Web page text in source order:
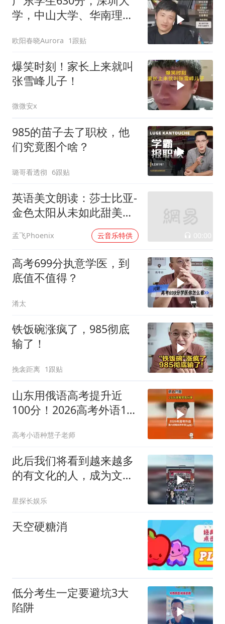
学，中山大学、华南理工
欧阳春晓Aurora 1跟贴
爆笑时刻！家长上来就叫
张雪峰儿子！
微微安x
985的苗子去了职校，他
们究竟图个啥？
璐哥看透彻 6跟贴
英语美文朗读：莎士比亚-
金色太阳从未如此甜美吻
孟飞Phoenix 云音乐特供 00:00
高考699分执意学医，到
底值不值得？
淆太
铁饭碗涨疯了，985彻底
输了！
挽衾距离 1跟贴
山东用俄语高考提升近
100分！2026高考外语121
高考小语种慧子老师
此后我们将看到越来越多
的有文化的人，成为文化
星探长娱乐
天空硬糖消
低分考生一定要避坑3大
陷阱